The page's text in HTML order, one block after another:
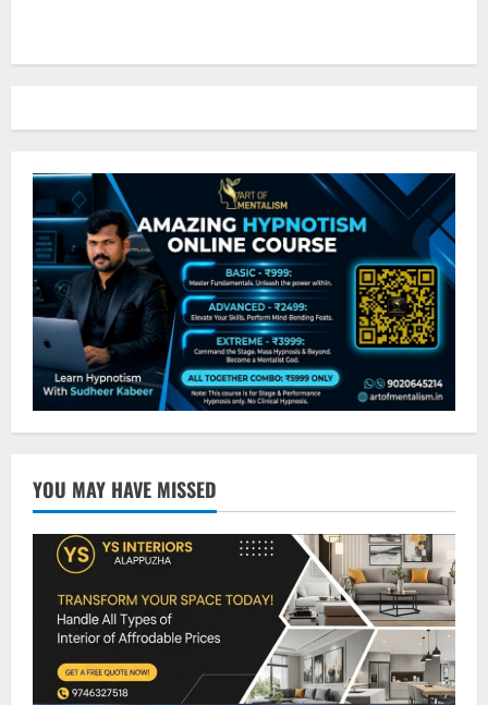
YOU MAY HAVE MISSED